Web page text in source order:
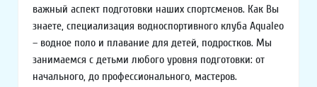
важный аспект подготовки наших спортсменов. Как Вы
знаете, специализация водноспортивного клуба Aqualeo
– водное поло и плавание для детей, подростков. Мы
занимаемся с детьми любого уровня подготовки: от
начального, до профессионального, мастеров.